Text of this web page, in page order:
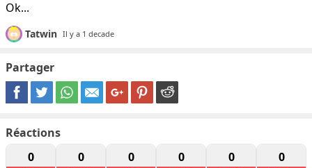
Ok...
Tatwin Il y a 1 decade
Partager
Réactions
0
0 0 0 0 0